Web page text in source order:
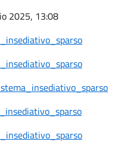
2025, 13:08